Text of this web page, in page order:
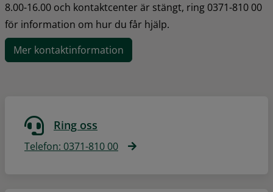
8.00-16.00 och kontaktcenter är stängt, ring 0371-810 00
för information om hur du får hjälp.
Mer kontaktinformation
Ring oss
Telefon: 0371-810 00